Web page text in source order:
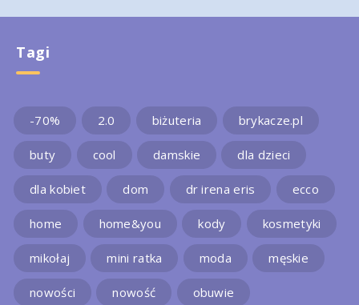
Tagi
-70% 2.0 biżuteria brykacze.pl
buty cool damskie dla dzieci
dla kobiet dom dr irena eris ecco
home home&you kody kosmetyki
mikołaj mini ratka moda męskie
nowości nowość obuwie